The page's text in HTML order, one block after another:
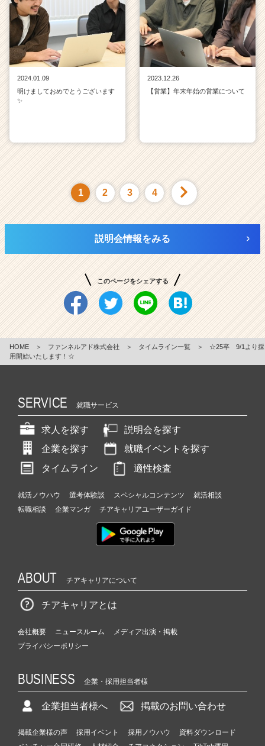
2024.01.09
明けましておめでとうございます
✨
2023.12.26
【営業】年末年始の営業について
1 2 3 4
説明会情報をみる
このページをシェアする
HOME ＞ ファンネルアド株式会社 ＞ タイムライン一覧 ＞
☆25卒 9/1より採
用開始いたします！☆
SERVICE 就職サービス
求人を探す
説明会を探す
企業を探す
就職イベントを探す
タイムライン
適性検査
就活ノウハウ 選考体験談 スペシャルコンテンツ
就活相談
転職相談
企業マンガ チアキャリアユーザーガイド
ABOUT チアキャリアについて
チアキャリアとは
会社概要 ニュースルーム
メディア出演・掲載
プライバシーポリシー
BUSINESS 企業・採用担当者様
企業担当者様へ 掲載のお問い合わせ
掲載企業様の声 採用イベント 採用ノウハウ
資料ダウンロード